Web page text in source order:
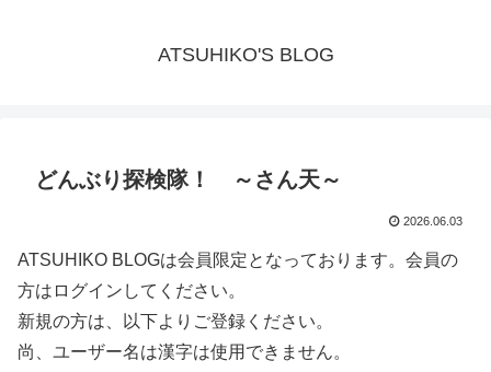
ATSUHIKO'S BLOG
どんぶり探検隊！ ～さん天～
2026.06.03
ATSUHIKO BLOGは会員限定となっております。会員の
方はログインしてください。
新規の方は、以下よりご登録ください。
尚、ユーザー名は漢字は使用できません。